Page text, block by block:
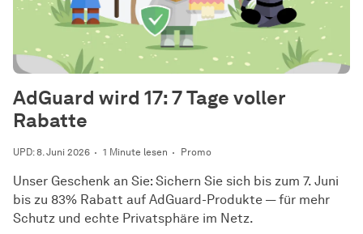
UPD: 8. Juni 2026 1 Minute lesen Promo
AdGuard wird 17: 7 Tage voller
Rabatte
Unser Geschenk an Sie: Sichern Sie sich bis zum 7. Juni
bis zu 83% Rabatt auf AdGuard-Produkte — für mehr
Schutz und echte Privatsphäre im Netz.